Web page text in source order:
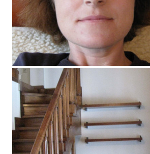
Жилой дом в п. Малахово